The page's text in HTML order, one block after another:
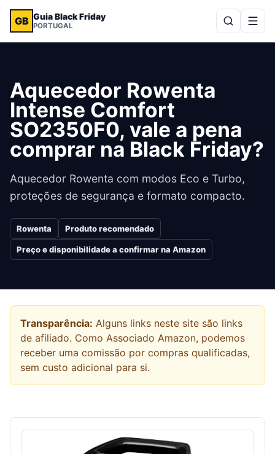
GB Guia Black Friday
PORTUGAL
Aquecedor Rowenta
Intense Comfort
SO2350F0, vale a pena
comprar na Black Friday?
Aquecedor Rowenta com modos Eco e Turbo,
proteções de segurança e formato compacto.
Rowenta Produto recomendado
Preço e disponibilidade a confirmar na Amazon
Transparência: Alguns links neste site são links
de afiliado. Como Associado Amazon, podemos
receber uma comissão por compras qualificadas,
sem custo adicional para si.